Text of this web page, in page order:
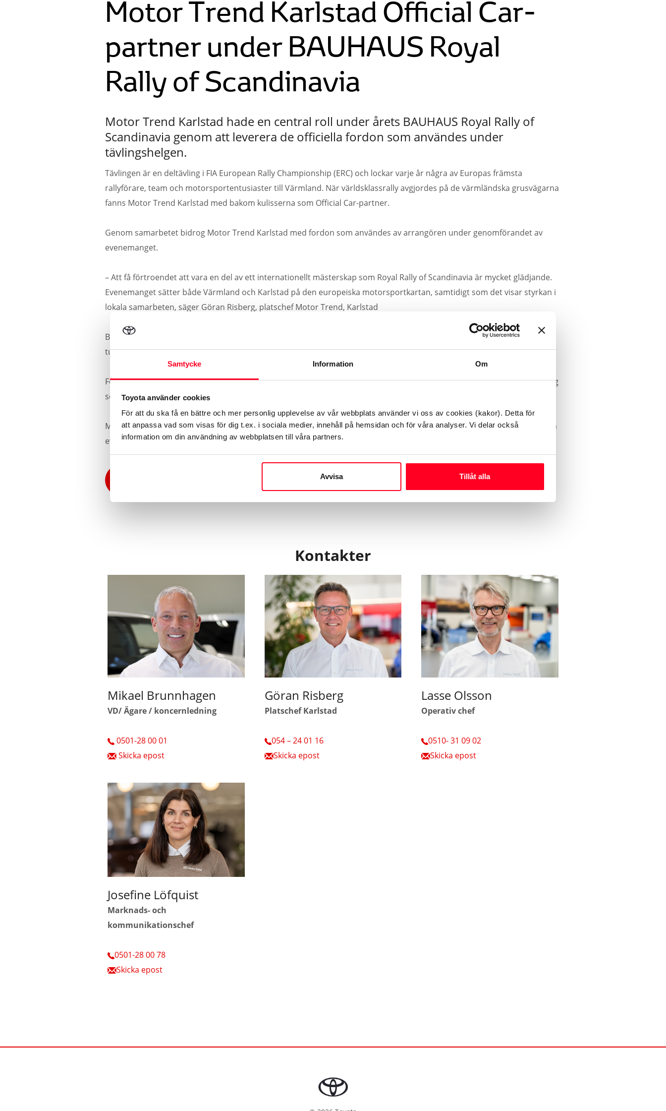
Samtycke Information Om
Toyota använder cookies
För att du ska få en bättre och mer personlig upplevelse av vår webbplats använder vi oss av cookies (kakor). Detta för
att anpassa vad som visas för dig t.ex. i sociala medier, innehåll på hemsidan och för våra analyser. Vi delar också
information om din användning av webbplatsen till våra partners.
Avvisa Tillåt alla
Motor Trend Karlstad Official Car-
partner under BAUHAUS Royal
Rally of Scandinavia
Motor Trend Karlstad hade en central roll under årets BAUHAUS Royal Rally of
Scandinavia genom att leverera de officiella fordon som användes under
tävlingshelgen.
Tävlingen är en deltävling i FIA European Rally Championship (ERC) och lockar varje år några av Europas främsta
rallyförare, team och motorsportentusiaster till Värmland. När världsklassrally avgjordes på de värmländska grusvägarna
fanns Motor Trend Karlstad med bakom kulisserna som Official Car-partner.
Genom samarbetet bidrog Motor Trend Karlstad med fordon som användes av arrangören under genomförandet av
evenemanget.
– Att få förtroendet att vara en del av ett internationellt mästerskap som Royal Rally of Scandinavia är mycket glädjande.
Evenemanget sätter både Värmland och Karlstad på den europeiska motorsportkartan, samtidigt som det visar styrkan i
lokala samarbeten, säger Göran Risberg, platschef Motor Trend, Karlstad
BAUHAUS Royal Rally of Scandinavia är en av Sveriges största internationella motorsporttävlingar och samlar årligen
tusentals besökare längs tävlingssträckorna runt Karlstad och i övriga Värmland.
För Motor Trend innebär samarbetet en möjlighet att vara en aktiv del av regionens utveckling och bidra till arrangemang
som skapar uppmärksamhet långt utanför Sveriges gränser.
Motor Trend Karlstad vill rikta ett tack till arrangören för förtroendet och ser fram emot framtida samarbeten kring stora
evenemang i regionen.
Kontakter
Mikael Brunnhagen
VD/ Ägare / koncernledning
0501-28 00 01
Skicka epost
Göran Risberg
Platschef Karlstad
054 – 24 01 16
Skicka epost
Lasse Olsson
Operativ chef
0510- 31 09 02
Skicka epost
Josefine Löfquist
Marknads- och
kommunikationschef
0501-28 00 78
Skicka epost